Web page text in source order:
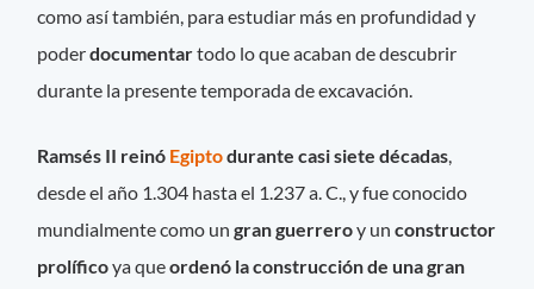
como así también, para estudiar más en profundidad y
poderdocumentartodo lo que acaban de descubrir
durante la presente temporada de excavación.
Ramsés II reinó Egiptodurante casi siete décadas,
desde el año 1.304 hasta el 1.237 a. C., y fue conocido
mundialmente como ungran guerreroy unconstructor
prolíficoya queordenó la construcción de una gran